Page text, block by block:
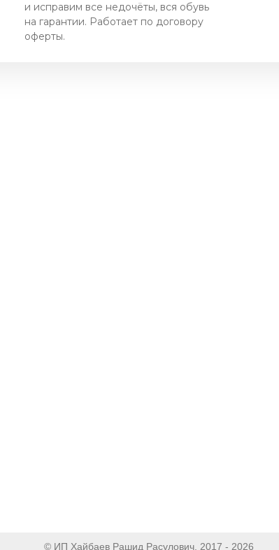
и исправим все недочёты, вся обувь
на гарантии. Работает по договору
оферты.
© ИП Хайбаев Рашид Расулович, 2017 - 2026